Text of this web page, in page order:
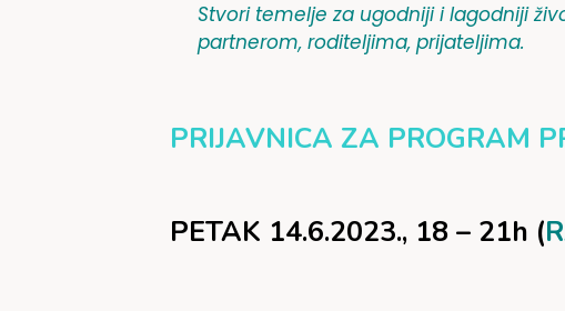
Stvori temelje za ugodniji i lagodniji
partnerom, roditeljima, prijateljima.
PRIJAVNICA ZA PROGRAM
PETAK 14.6.2023., 18 – 21h (